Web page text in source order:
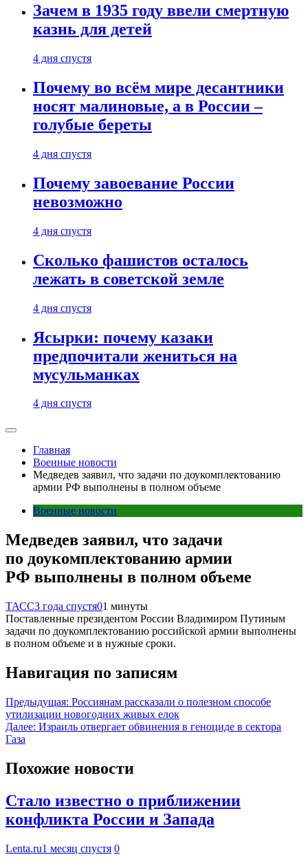
Зачем в 1935 году ввели смертную
казнь для детей
4 дня спустя
Почему во всём мире десантники
носят малиновые, а в России –
голубые береты
4 дня спустя
Почему завоевание России
невозможно
4 дня спустя
Сколько фашистов осталось
лежать в советской земле
4 дня спустя
Ясырки: почему казаки
предпочитали жениться на
мусульманках
4 дня спустя
Главная
Военные новости
Медведев заявил, что задачи по доукомплектованию
армии РФ выполнены в полном объеме
Военные новости
Медведев заявил, что задачи
по доукомплектованию армии
РФ выполнены в полном объеме
ТАСС3 года спустя01 минуты
Поставленные президентом России Владимиром Путиным
задачи по доукомплектованию российской армии выполнены
в полном объеме и в нужные сроки.
Навигация по записям
Предыдущая: Россиянам рассказали о полезном способе
утилизации новогодних живых елок
Далее: Израиль отвергает обвинения в геноциде в сектора
Газа
Похожие новости
Стало известно о приближении
конфликта России и Запада
Lenta.ru1 месяц спустя 0